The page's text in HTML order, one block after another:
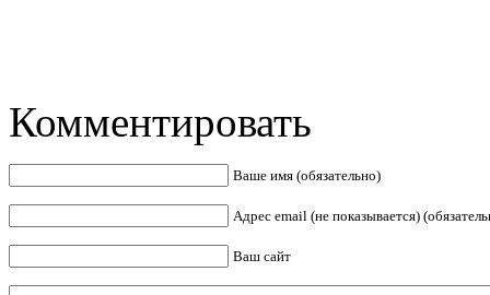
Комментировать
Ваше имя (обязательно)
Адрес email (не показывается)
Ваш сайт